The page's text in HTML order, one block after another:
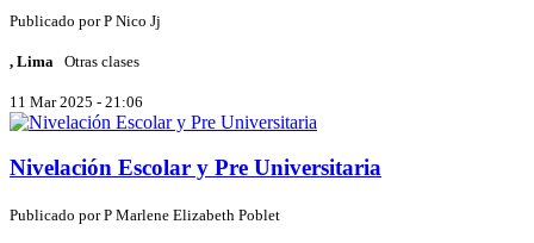
Publicado porP Nico Jj
, Lima Otras clases
11 Mar 2025 - 21:06
Nivelación Escolar y Pre Universitaria
Publicado porP Marlene Elizabeth Poblet